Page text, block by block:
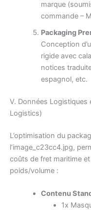
marque
commande –
Packaging
Conception
rigide avec
notices
espagnol, etc.
V. Données Logistiques
Logistics)
L’optimisation du
l’image_c23cc4.jpg,
coûts de fret maritime
poids/volume :
Contenu
1x